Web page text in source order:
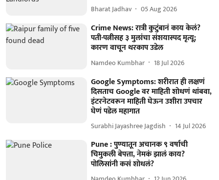
Bharat Jadhav 05 Aug 2026
Crime News: रात्री कुटुंबानं काय केलं?
पती-पत्नीसह ३ मुलांचा संशयास्पद मृत्यू;
कारण वाचून थरकाप उडेल
Namdeo Kumbhar 18 Jul 2026
Google Symptoms: शरीरात ही लक्षणं
दिसताच Google वर माहिती शोधणं थांबवा,
इंटरनेटवरून माहिती घेऊन उशीरा उपचार
घेणं पडेल महागात
Surabhi Jayashree Jagdish 14 Jul 2026
Pune : पुण्यातून अचानक ९ वर्षाची
चिमुकली बेपत्ता, नेमकं झालं काय?
पोलिसांनी कसं शोधलं?